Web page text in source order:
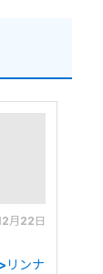
月22日
リンナ